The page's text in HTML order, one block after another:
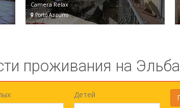
Camera Relax
Porto Azzurro
проживания на Эльба
Детей